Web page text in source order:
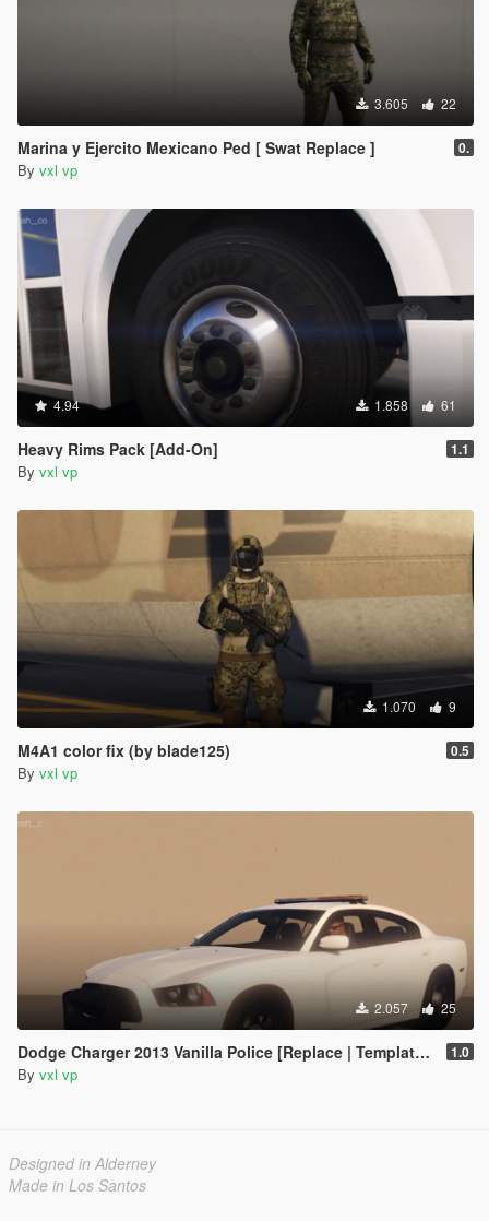
3.605 22
Marina y Ejercito Mexicano Ped [ Swat Replace ] 0.
By vxl vp
4.94 1.858 61
Heavy Rims Pack [Add-On] 1.1
By vxl vp
1.070 9
M4A1 color fix (by blade125) 0.5
By vxl vp
2.057 25
Dodge Charger 2013 Vanilla Police [Replace | Template | Animated] 1.0
By vxl vp
Designed in Alderney
Made in Los Santos